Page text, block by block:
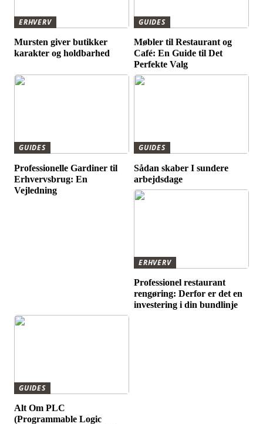
ERHVERV
Mursten giver butikker
karakter og holdbarhed
GUIDES
Møbler til Restaurant og
Café: En Guide til Det
Perfekte Valg
GUIDES
Professionelle Gardiner til
Erhvervsbrug: En
Vejledning
GUIDES
Sådan skaber I sundere
arbejdsdage
ERHVERV
Professionel restaurant
rengøring: Derfor er det en
investering i din bundlinje
GUIDES
Alt Om PLC
(Programmable Logic